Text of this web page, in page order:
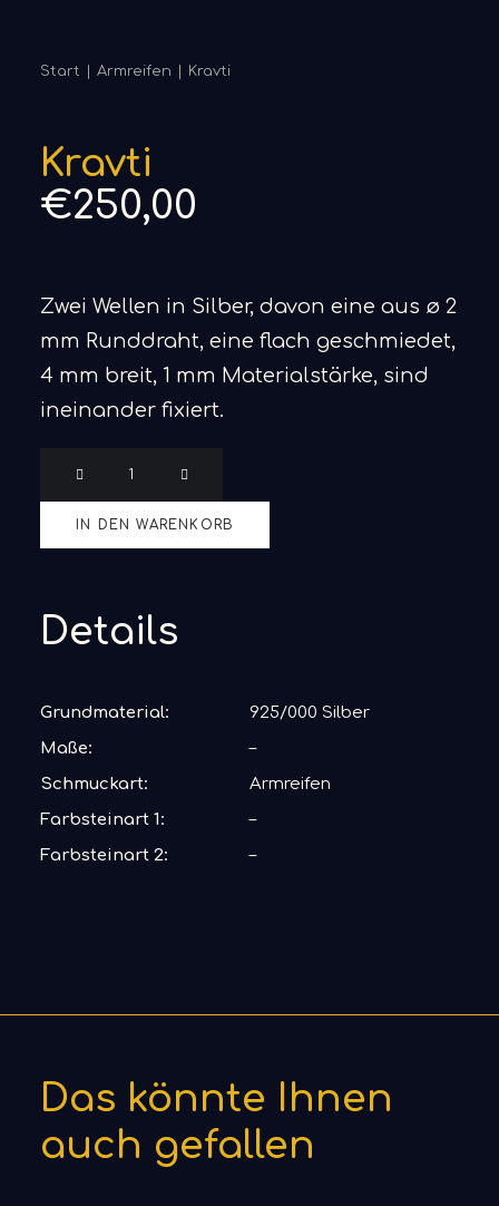
Start Armreifen Kravti
Kravti
€250,00
Zwei Wellen in Silber, davon eine aus ø 2
mm Runddraht, eine flach geschmiedet,
4 mm breit, 1 mm Materialstärke, sind
ineinander fixiert.
IN DEN WARENKORB
Details
Grundmaterial:
925/000 Silber
Maße:
–
Schmuckart:
Armreifen
Farbsteinart 1:
–
Farbsteinart 2:
–
Das könnte Ihnen
auch gefallen